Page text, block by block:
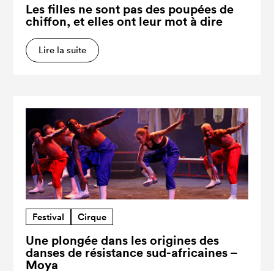
Les filles ne sont pas des poupées de
chiffon, et elles ont leur mot à dire
Lire la suite
Festival Cirque
Une plongée dans les origines des
danses de résistance sud-africaines –
Moya